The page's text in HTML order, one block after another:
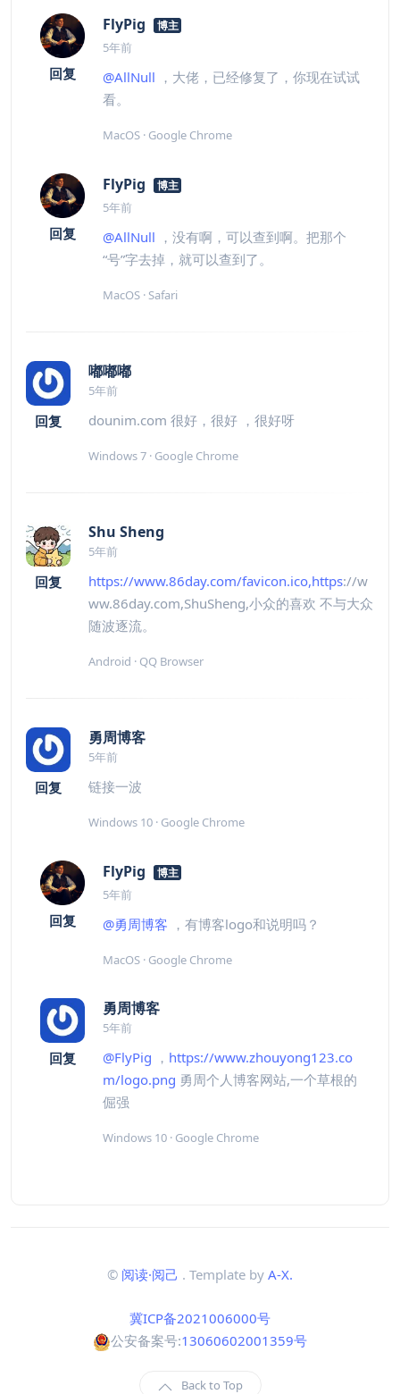
回复
FlyPig 博主
5年前
@AllNull ，大佬，已经修复了，你现在试试
看。
MacOS · Google Chrome
回复
FlyPig 博主
5年前
@AllNull ，没有啊，可以查到啊。把那个
“号”字去掉，就可以查到了。
MacOS · Safari
回复
嘟嘟嘟
5年前
dounim.com 很好，很好 ，很好呀
Windows 7 · Google Chrome
回复
Shu Sheng
5年前
https://www.86day.com/favicon.ico,https://w
ww.86day.com,ShuSheng,小众的喜欢 不与大众
随波逐流。
Android · QQ Browser
回复
勇周博客
5年前
链接一波
Windows 10 · Google Chrome
回复
FlyPig 博主
5年前
@勇周博客 ，有博客logo和说明吗？
MacOS · Google Chrome
回复
勇周博客
5年前
@FlyPig ， https://www.zhouyong123.co
m/logo.png 勇周个人博客网站,一个草根的
倔强
Windows 10 · Google Chrome
© 阅读·阅己 . Template by A-X.
冀ICP备2021006000号
公安备案号:13060602001359号
Back to Top